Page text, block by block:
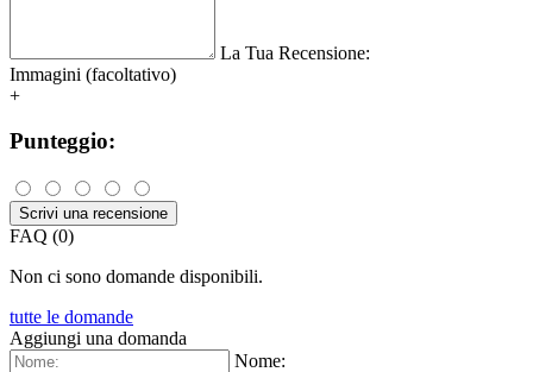
La Tua Recensione:
Immagini (facoltativo)
+
Punteggio:
Scrivi una recensione
FAQ (0)
Non ci sono domande disponibili.
tutte le domande
Aggiungi una domanda
Nome: